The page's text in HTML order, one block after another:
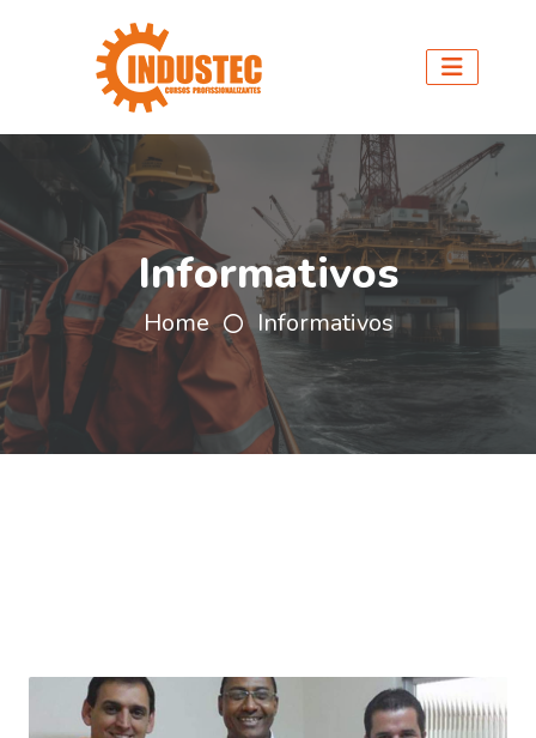
Informativos
Home Informativos